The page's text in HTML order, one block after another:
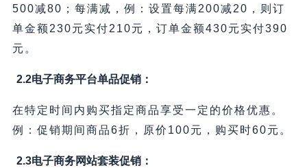
500减80；每满减，例：设置每满200减20，则订
单金额230元实付210元，订单金额430元实付390
元。
2.2电子商务平台单品促销：
在特定时间内购买指定商品享受一定的价格优惠。
例：促销期间商品6折，原价100元，购买时60元。
2.3电子商务网站套装促销：